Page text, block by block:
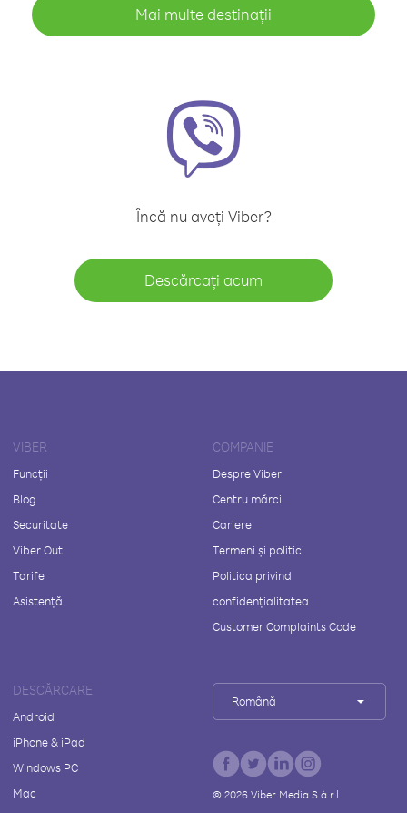
Mai multe destinații
Încă nu aveți Viber?
Descărcați acum
VIBER
Funcții
Blog
Securitate
Viber Out
Tarife
Asistență
COMPANIE
Despre Viber
Centru mărci
Cariere
Termeni și politici
Politica privind
confidențialitatea
Customer Complaints Code
DESCĂRCARE
Android
iPhone & iPad
Windows PC
Mac
Română
© 2026Viber Media S.à r.l.